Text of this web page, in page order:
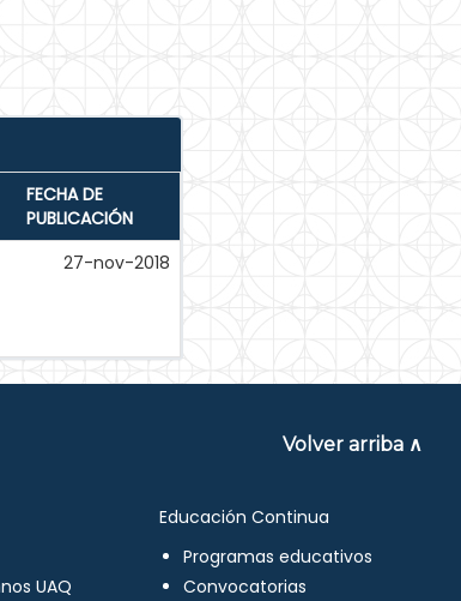
FECHA DE
PUBLICACIÓN
27-nov-2018
Volver arriba ∧
UAQ
Educación Continua
Programas educativos
Convocatorias